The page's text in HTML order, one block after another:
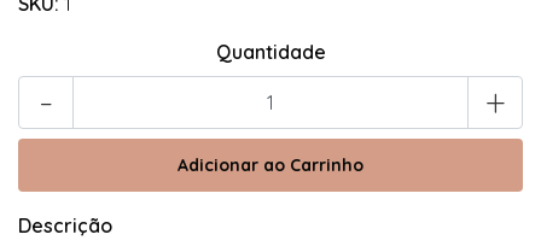
Quantidade
- +
Descrição